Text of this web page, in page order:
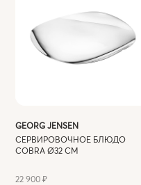
GEORG JENSEN
СЕРВИРОВОЧНОЕ БЛЮДО
COBRA Ø32 СМ
22 900 ₽